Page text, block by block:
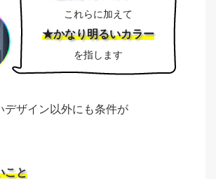
これらに加えて
★かなり明るいカラー
を指します
デザイン以外にも条件が
こと